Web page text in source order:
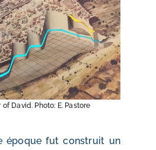
of David. Photo: E. Pastore
époque fut construit un